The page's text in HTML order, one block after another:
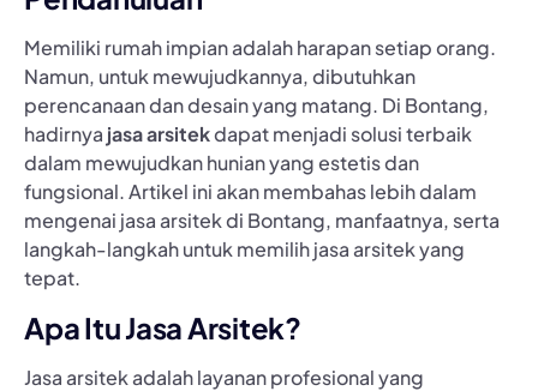
Memiliki rumah impian adalah harapan setiap orang.
Namun, untuk mewujudkannya, dibutuhkan
perencanaan dan desain yang matang. Di Bontang,
hadirnya jasa arsitekdapat menjadi solusi terbaik
dalam mewujudkan hunian yang estetis dan
fungsional. Artikel ini akan membahas lebih dalam
mengenai jasa arsitek di Bontang, manfaatnya, serta
langkah-langkah untuk memilih jasa arsitek yang
tepat.
Apa Itu Jasa Arsitek?
Jasa arsitek adalah layanan profesional yang